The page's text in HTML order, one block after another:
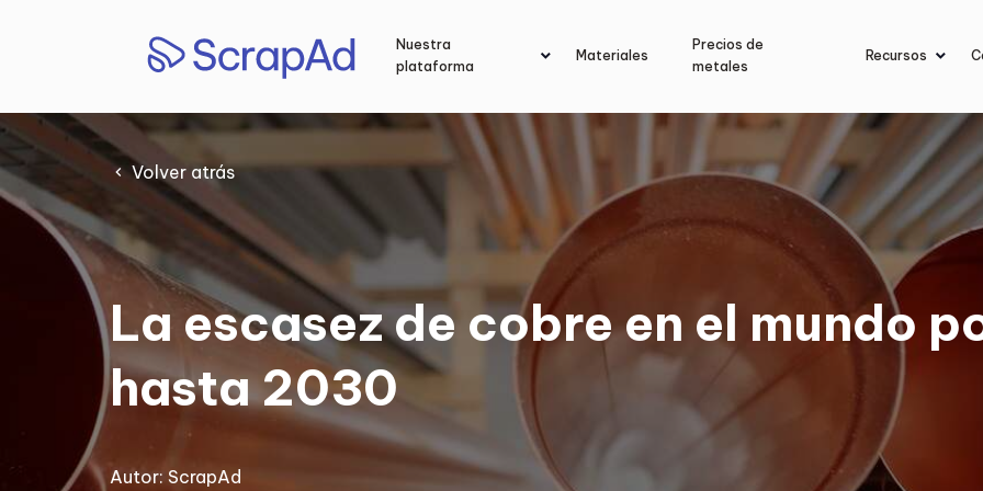
Nuestra
plataforma
Materiales
Precios de
metales
Recursos
Volver atrás
La escasez de cobre en el mundo
hasta 2030
Autor: ScrapAd